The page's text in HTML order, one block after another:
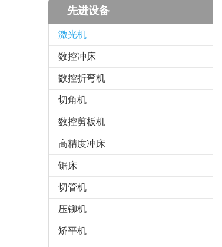
先进设备
激光机
数控冲床
数控折弯机
切角机
数控剪板机
高精度冲床
锯床
切管机
压铆机
矫平机